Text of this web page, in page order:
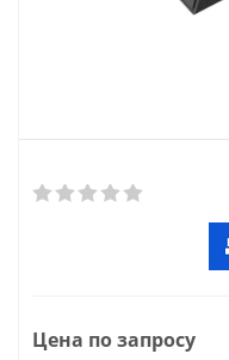
Цена по запросу